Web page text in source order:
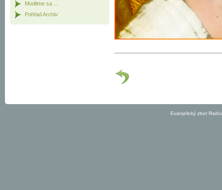
Modlime sa ...
Pohľad Archiv
Predch.
Evanjelický zbor